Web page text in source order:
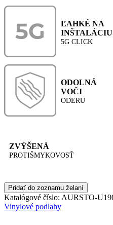
ĽAHKÉ NA
INŠTALÁCIU
5G CLICK
ODOLNÁ
VOČI
ODERU
ZVÝŠENÁ
PROTIŠMYKOVOSŤ
Pridať do zoznamu želaní
Katalógové číslo: AURSTO-
Vinylové podlahy